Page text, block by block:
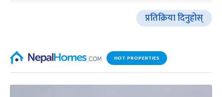
प्रतिक्रिया दिनुहोस्
HOT PROPERTIES